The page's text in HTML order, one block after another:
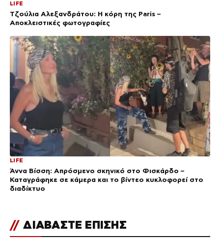
LIFE
Τζούλια Αλεξανδράτου: Η κόρη της Paris –
Αποκλειστικές φωτογραφίες
LIFE
Άννα Βίσση: Απρόσμενο σκηνικό στο Φισκάρδο –
Καταγράφηκε σε κάμερα και το βίντεο κυκλοφορεί στο
διαδίκτυο
// ΔΙΑΒΑΣΤΕ ΕΠΙΣΗΣ